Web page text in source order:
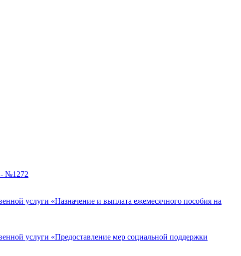
- №1272
услуги «Назначение и выплата ежемесячного пособия на
услуги «Предоставление мер социальной поддержки